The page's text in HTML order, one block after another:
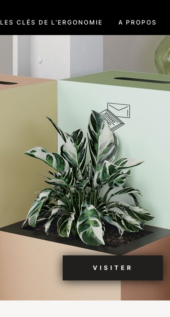
LES CLÉS DE L’ERGONOMIE A PROPOS
VISITER